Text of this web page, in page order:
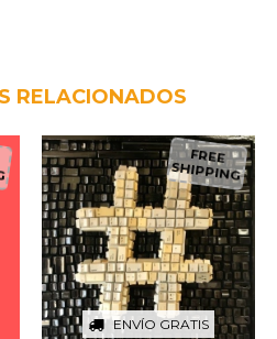
RELACIONADOS
ENVÍO GRATIS
FREE
SHIPPING